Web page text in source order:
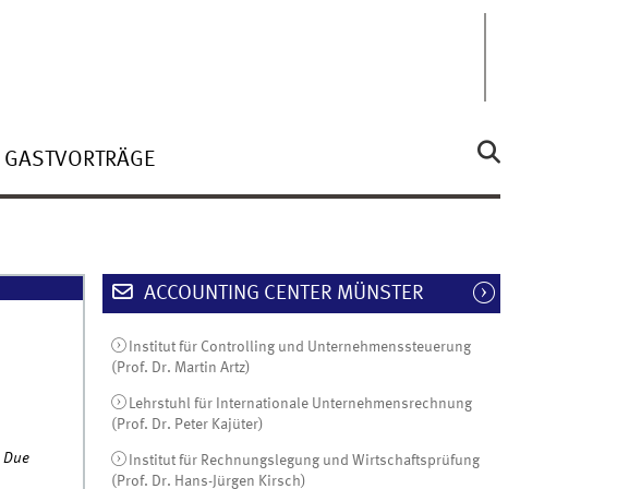
GASTVORTRÄGE
Due
ACCOUNTING CENTER MÜNSTER
Institut für Controlling und Unternehmenssteuerung
(Prof. Dr. Martin Artz)
Lehrstuhl für Internationale Unternehmensrechnung
(Prof. Dr. Peter Kajüter)
Institut für Rechnungslegung und Wirtschaftsprüfung
(Prof. Dr. Hans-Jürgen Kirsch)